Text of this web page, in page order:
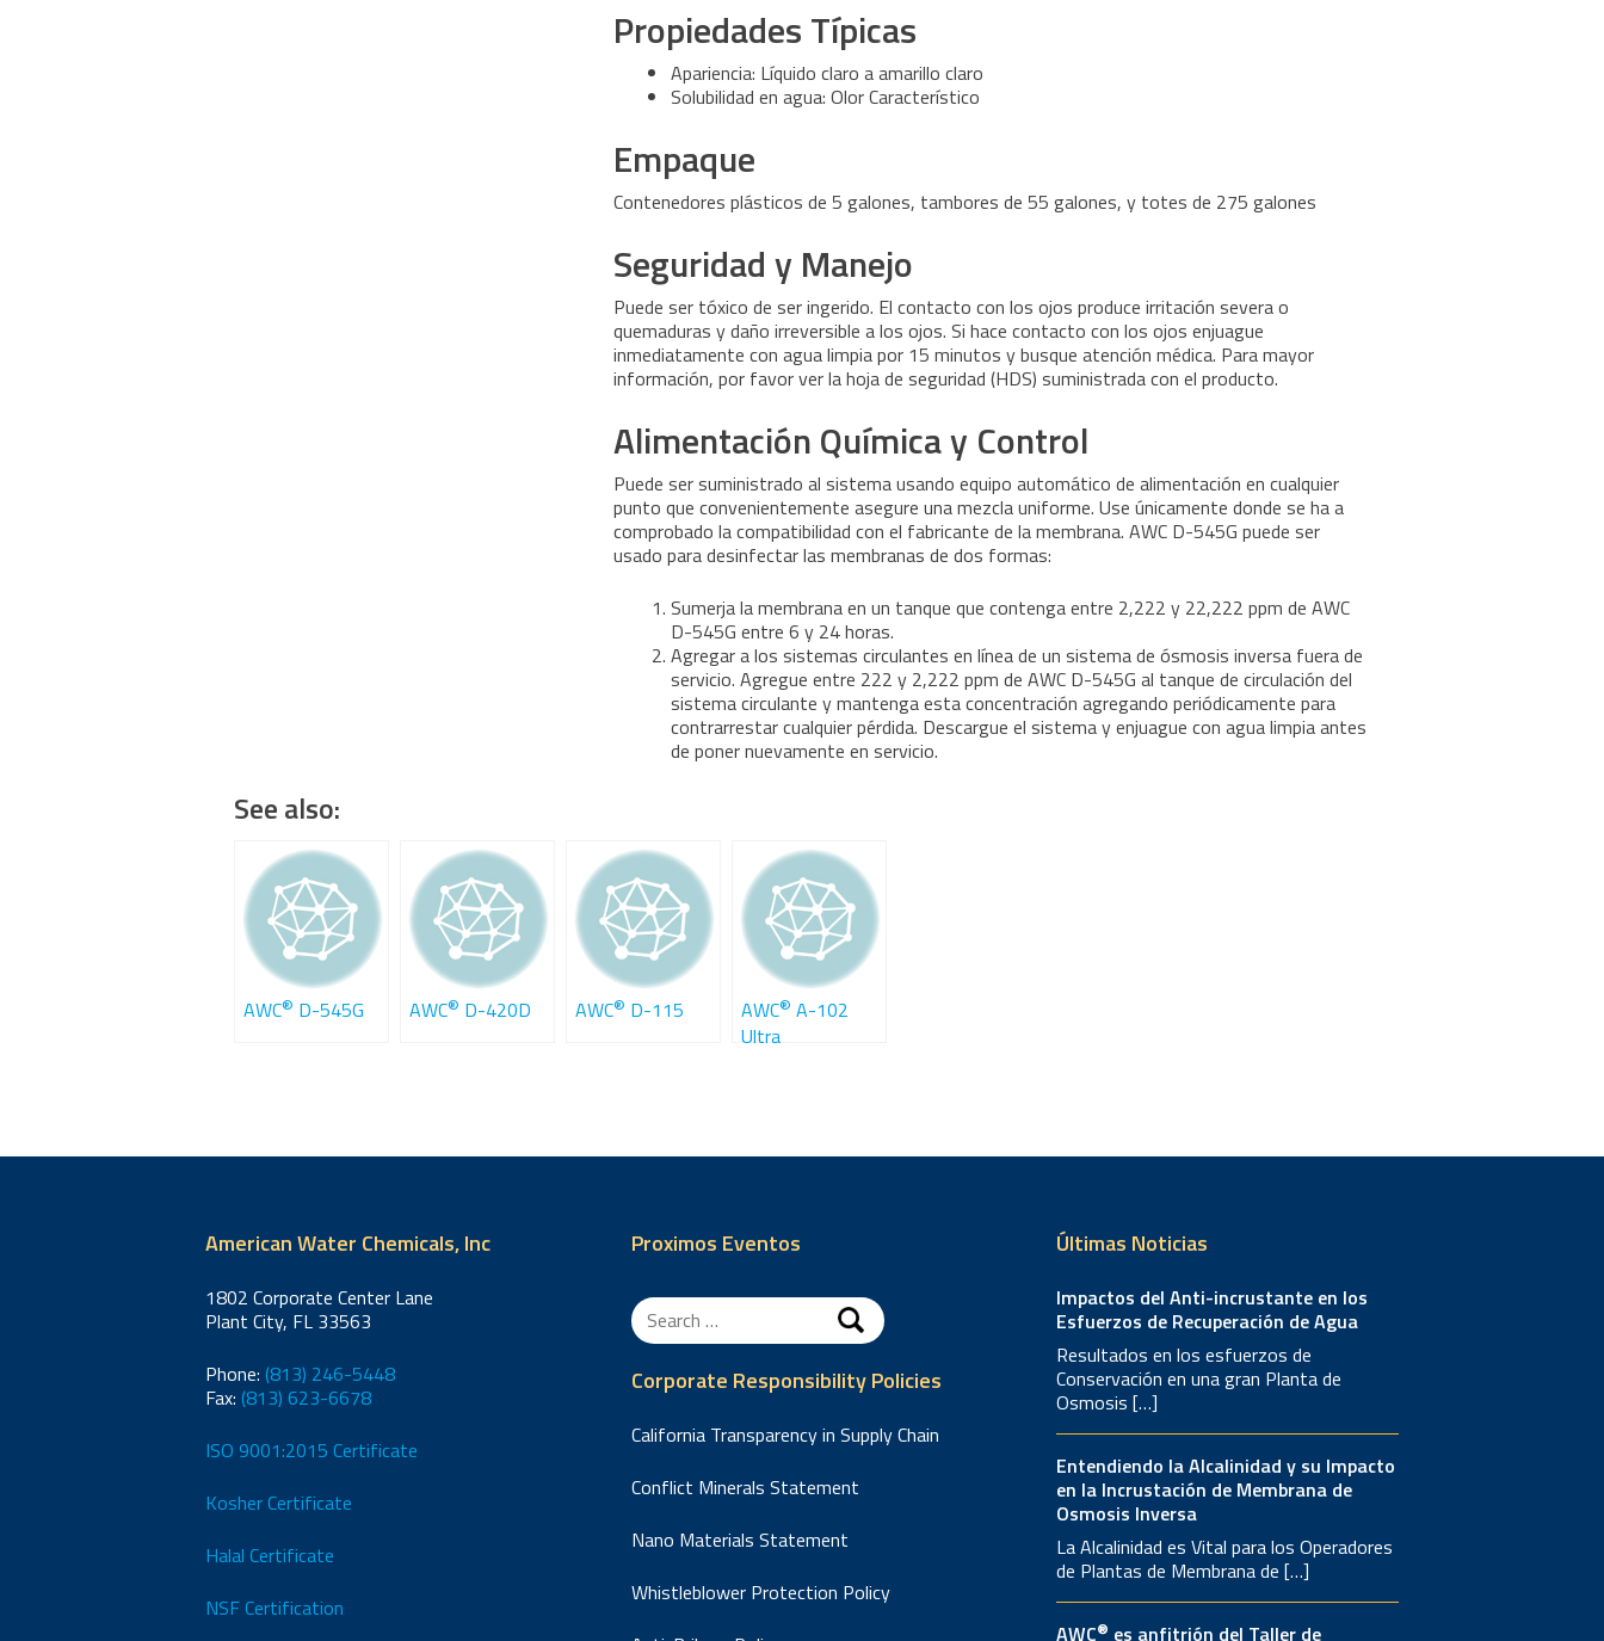
Propiedades Típicas
Apariencia: Líquido claro a amarillo claro
Solubilidad en agua: Olor Característico
Empaque
Contenedores plásticos de 5 galones, tambores de 55 galones, y totes de 275 galones
Seguridad y Manejo
Puede ser tóxico de ser ingerido. El contacto con los ojos produce irritación severa o
quemaduras y daño irreversible a los ojos. Si hace contacto con los ojos enjuague
inmediatamente con agua limpia por 15 minutos y busque atención médica. Para mayor
información, por favor ver la hoja de seguridad (HDS) suministrada con el producto.
Alimentación Química y Control
Puede ser suministrado al sistema usando equipo automático de alimentación en cualquier
punto que convenientemente asegure una mezcla uniforme. Use únicamente donde se ha a
comprobado la compatibilidad con el fabricante de la membrana. AWC D-545G puede ser
usado para desinfectar las membranas de dos formas:
Sumerja la membrana en un tanque que contenga entre 2,222 y 22,222 ppm de AWC
D-545G entre 6 y 24 horas.
Agregar a los sistemas circulantes en línea de un sistema de ósmosis inversa fuera de
servicio. Agregue entre 222 y 2,222 ppm de AWC D-545G al tanque de circulación del
sistema circulante y mantenga esta concentración agregando periódicamente para
contrarrestar cualquier pérdida. Descargue el sistema y enjuague con agua limpia antes
de poner nuevamente en servicio.
See also:
AWC® D-545G AWC® D-420D AWC® D-115 AWC® A-102
Ultra
American Water Chemicals, Inc
1802 Corporate Center Lane
Plant City, FL 33563
Phone: (813) 246-5448
Fax: (813) 623-6678
ISO 9001:2015 Certificate
Kosher Certificate
Halal Certificate
NSF Certification
Proximos Eventos
Search
for:
Corporate Responsibility Policies
California Transparency in Supply Chain
Conflict Minerals Statement
Nano Materials Statement
Whistleblower Protection Policy
Últimas Noticias
Impactos del Anti-incrustante en los
Esfuerzos de Recuperación de Agua
Resultados en los esfuerzos de
Conservación en una gran Planta de
Osmosis […]
Entendiendo la Alcalinidad y su Impacto
en la Incrustación de Membrana de
Osmosis Inversa
La Alcalinidad es Vital para los Operadores
de Plantas de Membrana de […]
AWC® es anfitrión del Taller de